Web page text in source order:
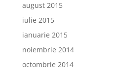
august 2015
iulie 2015
ianuarie 2015
noiembrie 2014
octombrie 2014